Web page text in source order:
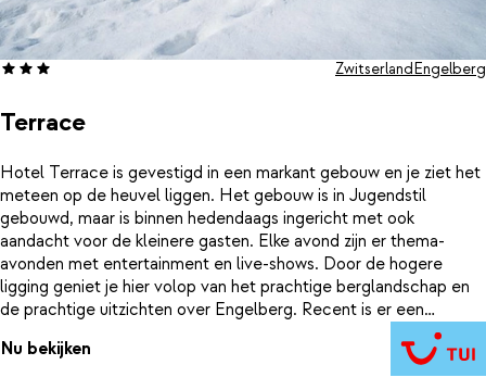
Terrace
ZwitserlandEngelberg
Hotel Terrace is gevestigd in een markant gebouw en je ziet het
meteen op de heuvel liggen. Het gebouw is in Jugendstil
gebouwd, maar is binnen hedendaags ingericht met ook
aandacht voor de kleinere gasten. Elke avond zijn er thema-
avonden met entertainment en live-shows. Door de hogere
ligging geniet je hier volop van het prachtige berglandschap en
de prachtige uitzichten over Engelberg. Recent is er een
verbindingstunnel met liften gebouwd, waardoor je ondergronds
vanuit het dorp direct naar het hotel kunt. Je parkeert de auto
onderaan in het dorp en via deze tunnel kom je warm en droog bij
Nu bekijken